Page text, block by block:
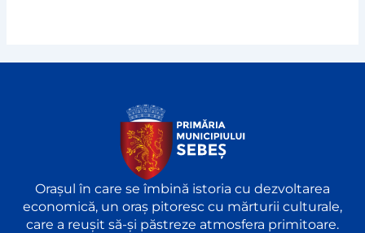
Orașul în care se îmbină istoria cu dezvoltarea
economică, un oraș pitoresc cu mărturii culturale,
care a reușit să-și păstreze atmosfera primitoare.